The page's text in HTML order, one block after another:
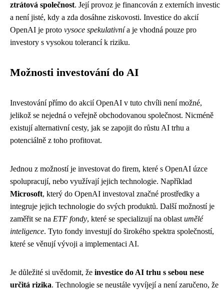
ztrátová společnost. Její provoz je financován z externích investic
a není jisté, kdy a zda dosáhne ziskovosti. Investice do akcií
OpenAI je proto vysoce spekulativnía je vhodná pouze pro
investory s vysokou tolerancí k riziku.
Možnosti investování do AI
Investování přímo do akcií OpenAI v tuto chvíli není možné,
jelikož se nejedná o veřejně obchodovanou společnost. Nicméně
existují alternativní cesty, jak se zapojit do růstu AI trhu a
potenciálně z toho profitovat.
Jednou z možností je investovat do firem, které s OpenAI úzce
spolupracují, nebo využívají jejich technologie. Například
Microsoft, který do OpenAI investoval značné prostředky a
integruje jejich technologie do svých produktů. Další možností je
zaměřit se na ETF fondy, které se specializují na oblast umělé
inteligence. Tyto fondy investují do širokého spektra společností,
které se věnují vývoji a implementaci AI.
Je důležité si uvědomit, že investice do AI trhu s sebou nese
určitá rizika. Technologie se neustále vyvíjejí a není zaručeno, že